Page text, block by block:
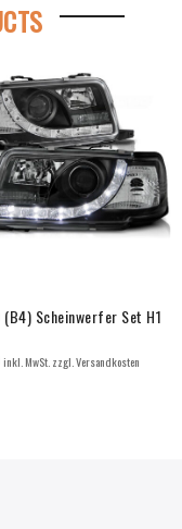
(B4) Scheinwerfer Set H1
inkl. MwSt. zzgl. Versandkosten